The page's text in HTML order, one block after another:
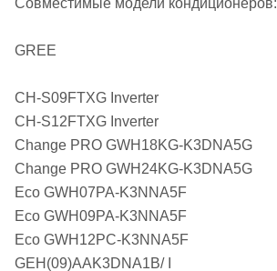
Совместимые модели кондиционеров:
GREE
CH-S09FTXG Inverter
CH-S12FTXG Inverter
Change PRO GWH18KG-K3DNA5G
Change PRO GWH24KG-K3DNA5G
Eco GWH07PA-K3NNA5F
Eco GWH09PA-K3NNA5F
Eco GWH12PC-K3NNA5F
GEH(09)AAK3DNA1B/ I